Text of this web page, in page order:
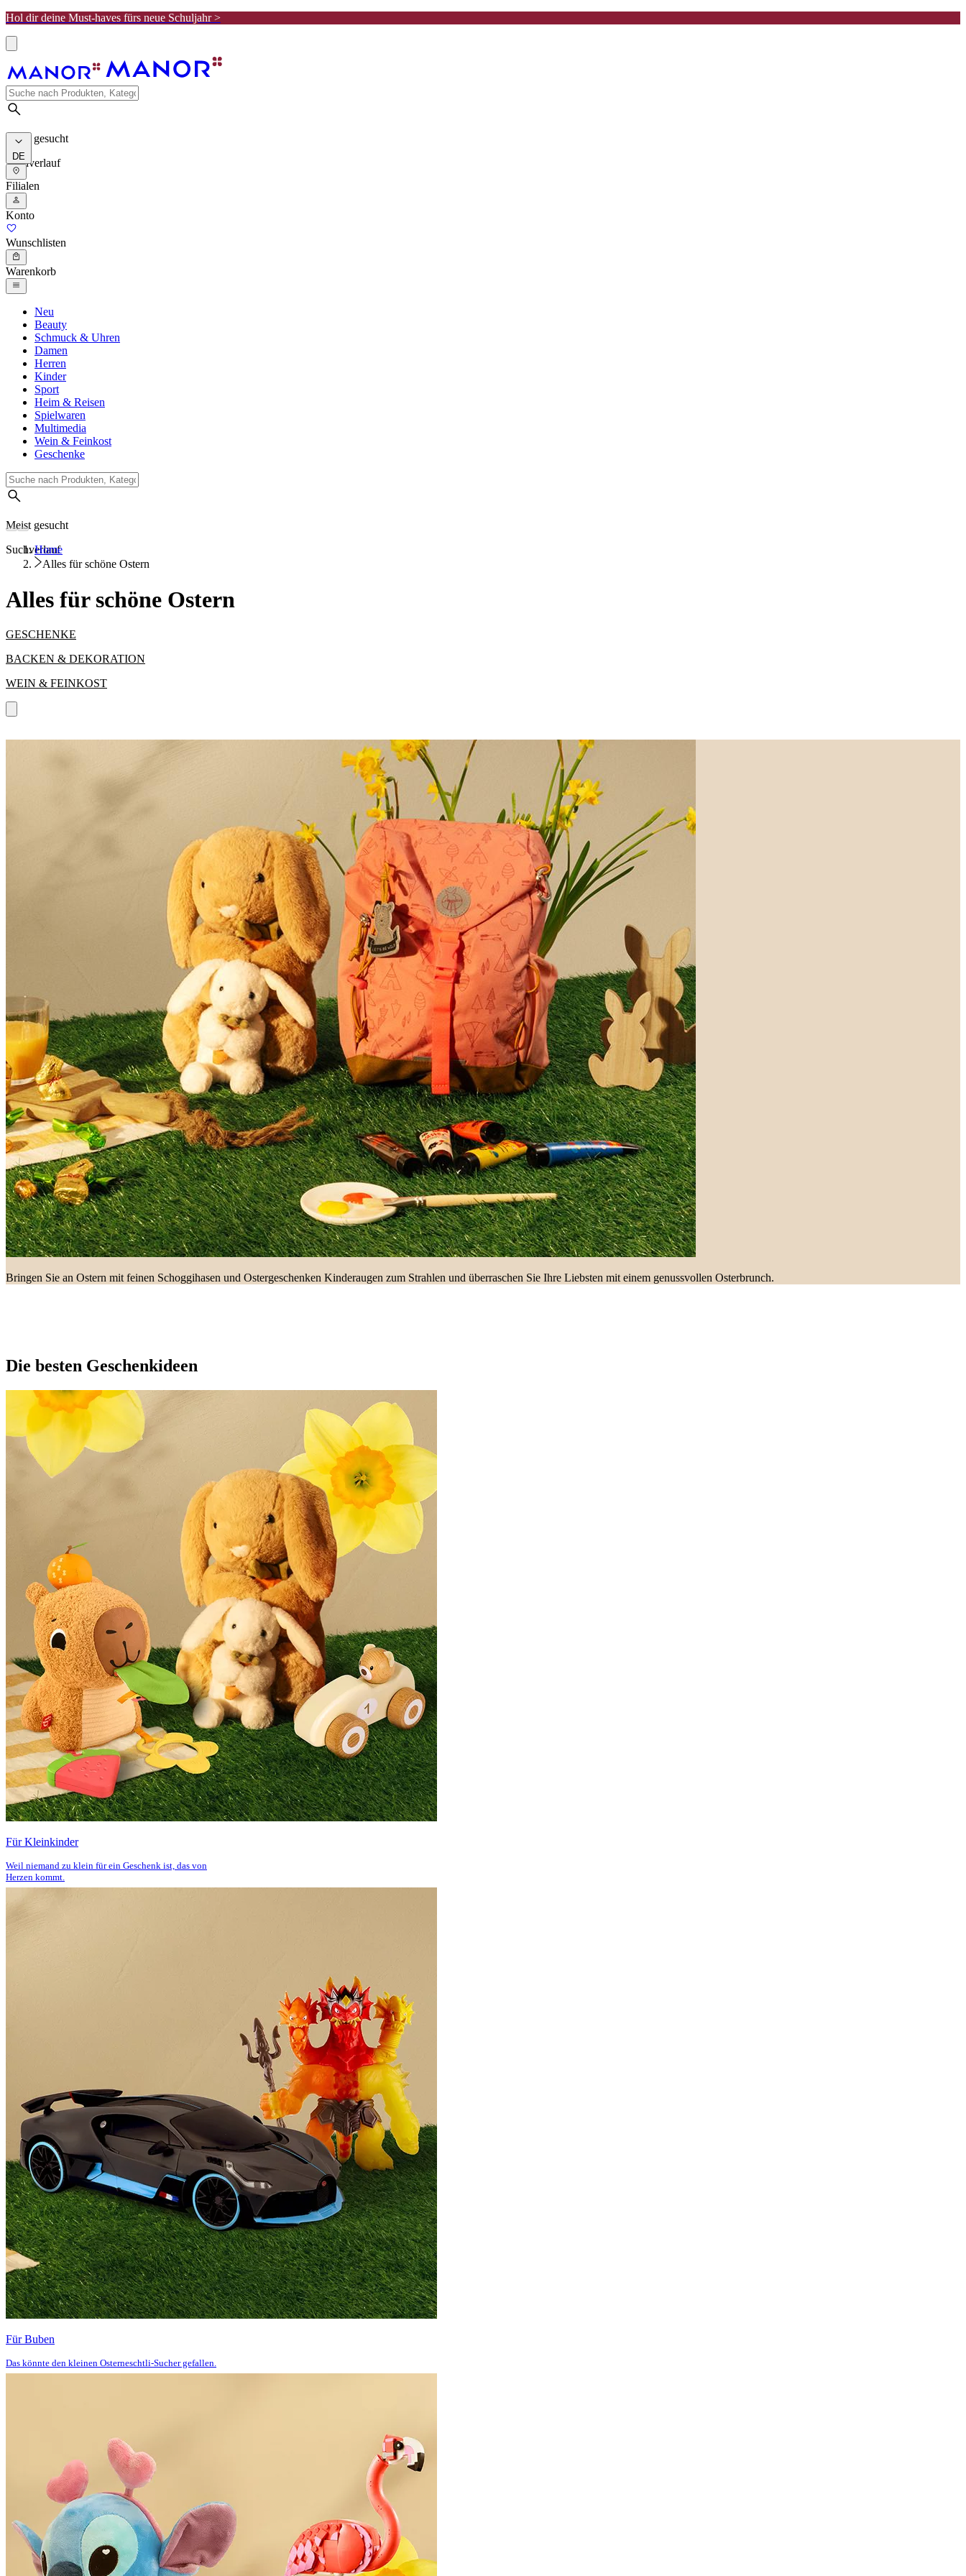
Hol dir deine Must-haves fürs neue Schuljahr >
Meist gesucht
Suchverlauf
DE
Filialen
Konto
Wunschlisten
Warenkorb
Neu
Beauty
Schmuck & Uhren
Damen
Herren
Kinder
Sport
Heim & Reisen
Spielwaren
Multimedia
Wein & Feinkost
Geschenke
Meist gesucht
Suchverlauf
Home
Alles für schöne Ostern
Alles für schöne Ostern
GESCHENKE
BACKEN & DEKORATION
WEIN & FEINKOST
Bringen Sie an Ostern mit feinen Schoggihasen und Ostergeschenken Kinderaugen zum Strahlen und überraschen Sie Ihre Liebsten mit einem genussvollen Osterbrunch.
Die besten Geschenkideen
Für Kleinkinder
Weil niemand zu klein für ein Geschenk ist, das von
Herzen kommt.
Für Buben
Das könnte den kleinen Osterneschtli-Sucher gefallen.